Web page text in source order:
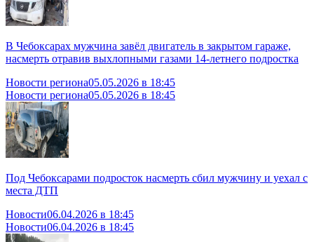
В Чебоксарах мужчина завёл двигатель в закрытом гараже,
насмерть отравив выхлопными газами 14-летнего подростка
Новости региона05.05.2026 в 18:45
Новости региона05.05.2026 в 18:45
Под Чебоксарами подросток насмерть сбил мужчину и уехал с
места ДТП
Новости06.04.2026 в 18:45
Новости06.04.2026 в 18:45